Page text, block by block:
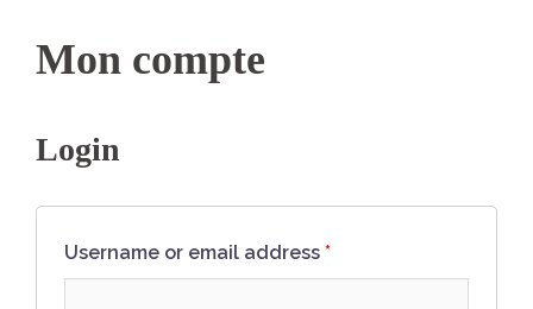
Mon compte
Login
Username or email address *